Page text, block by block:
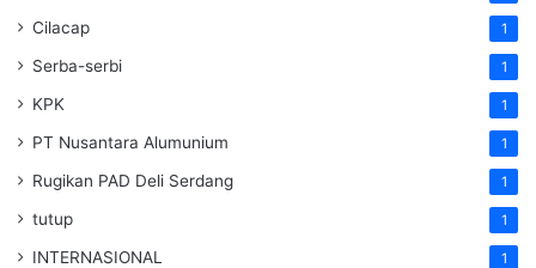
Cilacap 1
Serba-serbi 1
KPK 1
PT Nusantara Alumunium 1
Rugikan PAD Deli Serdang 1
tutup 1
INTERNASIONAL 1